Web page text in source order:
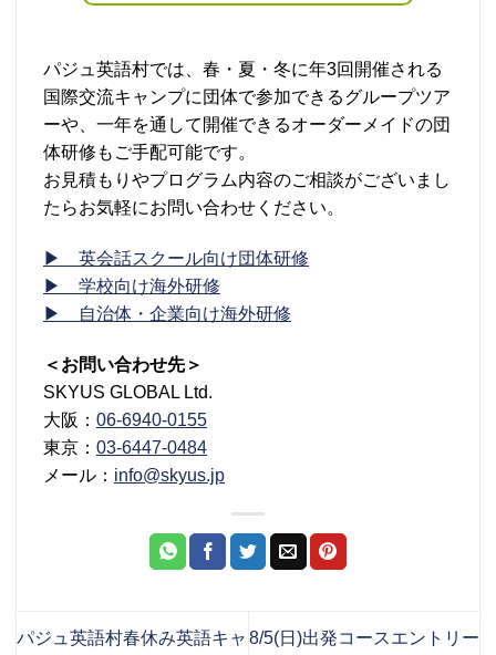
パジュ英語村では、春・夏・冬に年3回開催される
国際交流キャンプに団体で参加できるグループツア
ーや、一年を通して開催できるオーダーメイドの団
体研修もご手配可能です。
お見積もりやプログラム内容のご相談がございまし
たらお気軽にお問い合わせください。
▶ 英会話スクール向け団体研修
▶ 学校向け海外研修
▶ 自治体・企業向け海外研修
＜お問い合わせ先＞
SKYUS GLOBAL Ltd.
大阪： 06-6940-0155
東京： 03-6447-0484
メール： info@skyus.jp
パジュ英語村春休み英語キャ 8/5(日)出発コースエントリー